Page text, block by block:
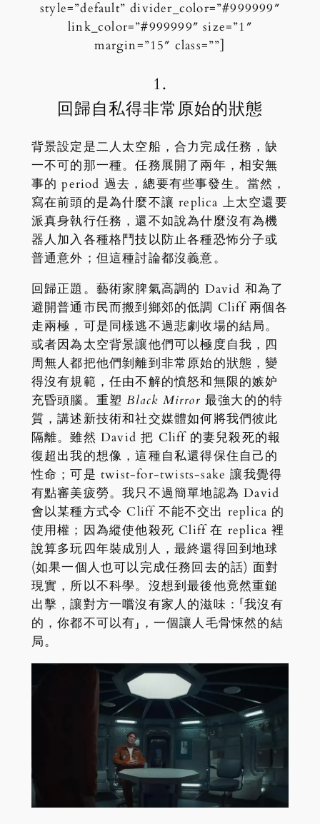
style=”default” divider_color=”#999999″
link_color=”#999999″ size=”1″
margin=”15″ class=””]
1.
回歸自私得非常原始的狀態
背景設定是二人太空船，合力完成任務，缺
一不可的那一種。任務展開了兩年，相安無
事的 period 過去，總要有些事發生。當然，
寫在前頭的是為什麼不讓 replica 上太空還要
派真身執行任務，還不如說為什麼沒有為機
器人加入各種格鬥技以防止各種恐怖分子或
普通意外；但這種討論都沒義意。
回歸正題。藝術家脾氣高調的 David 和為了
避開普通市民而搬到鄉郊的低調 Cliff 兩個各
走兩極，可是同樣逃不過悲劇收場的結局。
或者因為太空背景讓他們可以極度自我，四
周無人都把他們剝離到非常原始的狀態，變
得沒有規範，任由不解的憤怒和無限的嫉妒
充昏頭腦。重塑Black Mirror 最強大的的特
質，講述新技術和社交媒體如何將我們彼此
隔離。雖然 David 把 Cliff 的妻兒殺死的報
復超出我的想像，這種自私還得保住自己的
性命；可是 twist-for-twists-sake 讓我覺得
有點審美疲勞。我只不過簡單地認為 David
會以某種方式令 Cliff 不能不交出 replica 的
使用權；因為縱使他殺死 Cliff 在 replica 裡
說算多玩四年裝成別人，最終還得回到地球
(如果一個人也可以完成任務回去的話) 面對
現實，所以不科學。沒想到最後他竟然重鎚
出擊，讓對方一嚐沒有家人的滋味：「我沒有
的，你都不可以有」，一個讓人毛骨悚然的結
局。